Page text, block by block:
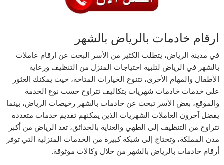
ارقام خادمات بالرياض بالشهر
في مدينة الرياض، يتطلب الكثير من الأسر البحث عن ارقام عاملات
بالشهر في الرياض لتلبية احتياجات المنزل من التنظيف ورعاية
الأطفال والمهام الأخرى، تتنوع الخيارات المتاحة، حيث يمكنك العثور
على خدمات خادمات شهريات بتكاليف تتراوح حسب نوع الخدمة
والموقع، بعض الأسر تبحث عن خادمات بالشهر رخيصات الرياض، بينما
يفضل آخرون العاملات الشهريات الذين يمكنهم تقديم خدمات متعددة
تتراوح من التنظيف إلى الطهي والعناية بالحدائق، تعد الرياض من أكبر
مدن المملكة، وتحتاج إلى شبكة كبيرة من الخدمات المنزلية التي توفر
أرقام خادمات بالرياض بالشهر من خلال وكالات موثوقة.